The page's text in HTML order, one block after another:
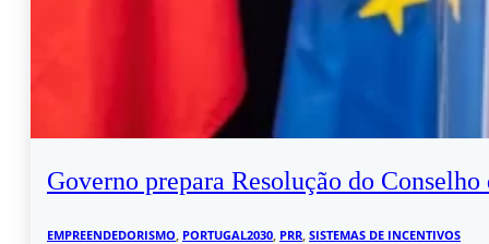
Governo prepara Resolução do
EMPREENDEDORISMO, PORTUGAL2030, PRR, SISTEMAS DE INCENTIVOS